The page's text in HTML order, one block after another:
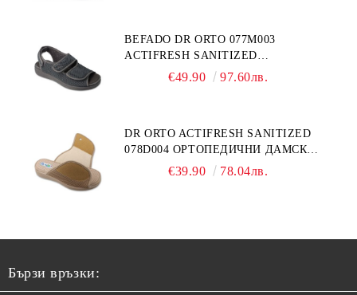
BEFADO DR ORTO 077M003
ACTIFRESH SANITIZED
ОРТОПЕДИЧНИ САНДАЛИ ЗА
€49.90 97.60лв.
DR ORTO ACTIFRESH SANITIZED
078D004 ОРТОПЕДИЧНИ ДАМСКИ
ЧЕХЛИ ЗА МНОГО ОТЕКЪЛ КРАК,
€39.90 78.04лв.
Бързи връзки: